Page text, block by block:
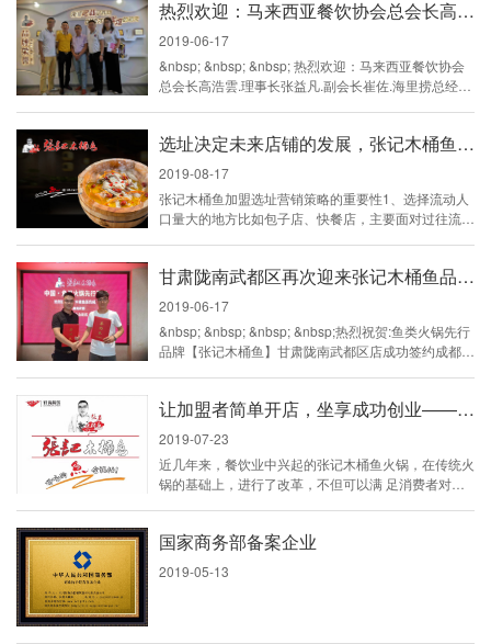
店会有好的发展!张记木桶鱼加盟行情怎么样?适合创业
项目的利润空间是非常大的，已经有不少投资者凭借该
项目成功立店，拥有了一份属于自己的事业。现在张记
木桶鱼项目更是...
热烈欢迎：马来西亚餐饮协会总会长高浩雲.理事长张益凡.副会长崔佐.海里捞总经理郑晓鸿莅临张记木桶鱼总店考察
2019-06-17
&nbsp; &nbsp; &nbsp; 热烈欢迎：马来西亚餐饮协会
总会长高浩雲.理事长张益凡.副会长崔佐.海里捞总经理
选址决定未来店铺的发展，张记木桶鱼的经验之谈
2019-08-17
张记木桶鱼加盟选址营销策略的重要性1、选择流动人
口量大的地方比如包子店、快餐店，主要面对过往流动
取定时计算的办法，计算在单位时间内，有多少行人通
龄等因素来估算，有多少比例的潜在顾客。观察时间
点，要分成早中晚三次，并且周一、周三、周日共观察
三次。根据自己计划...
甘肃陇南武都区再次迎来张记木桶鱼品牌入驻
2019-06-17
&nbsp; &nbsp; &nbsp; &nbsp;热烈祝贺:鱼类火锅先行
品牌【张记木桶鱼】甘肃陇南武都区店成功签约成都一
鱼
让加盟者简单开店，坐享成功创业——张记木桶鱼火锅加盟
2019-07-23
近几年来，餐饮业中兴起的张记木桶鱼火锅，在传统火
锅的基础上，进行了改革，不但可以满 足消费者对于
中，鱼火锅以其特色的吃法，吸引人的美味，盛开在祖
泉火锅，以木桶为皿的煮烫方法，张记木桶鱼火锅采用
国家商务部备案企业
2019-05-13